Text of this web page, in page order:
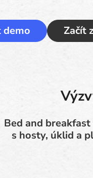
demo Začít
Bed and
s hosty, úklid a